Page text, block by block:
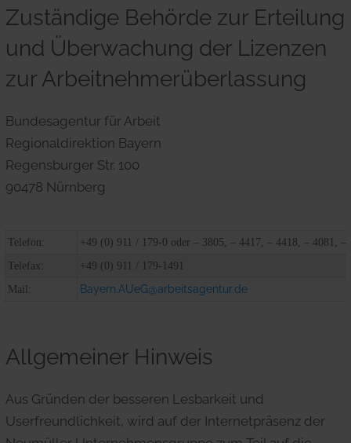
Zuständige Behörde zur Erteilung
und Überwachung der Lizenzen
zur Arbeitnehmerüberlassung
Bundesagentur für Arbeit
Regionaldirektion Bayern
Regensburger Str. 100
90478 Nürnberg
Telefon:
+49 (0) 911 / 179-0 oder – 3805, – 4417, – 4418, – 4081, –
Telefax:
+49 (0) 911 / 179-1491
Mail:
Bayern.AUeG@arbeitsagentur.de
Allgemeiner Hinweis
Aus Gründen der besseren Lesbarkeit und
Userfreundlichkeit, wird auf der Internetpräsenz der